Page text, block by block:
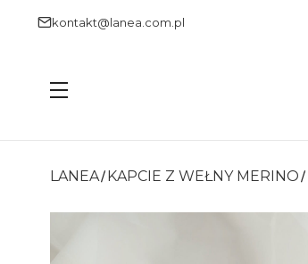
kontakt@lanea.com.pl
Menu
LANEA KAPCIE Z WEŁNY MERINO